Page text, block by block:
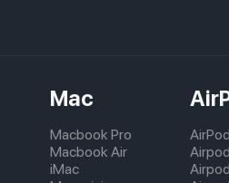
Mac
Macbook Pro
Macbook Air
iMac